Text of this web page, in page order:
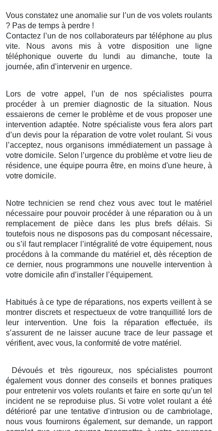
Vous constatez une anomalie sur l’un de vos volets roulants
? Pas de temps à perdre !
Contactez l’un de nos collaborateurs par téléphone au plus
vite. Nous avons mis à votre disposition une ligne
téléphonique ouverte du lundi au dimanche, toute la
journée, afin d’intervenir en urgence.
Lors de votre appel, l’un de nos spécialistes pourra
procéder à un premier diagnostic de la situation. Nous
essaierons de cerner le problème et de vous proposer une
intervention adaptée. Notre spécialiste vous fera alors part
d’un devis pour la réparation de votre volet roulant. Si vous
l’acceptez, nous organisons immédiatement un passage à
votre domicile. Selon l’urgence du problème et votre lieu de
résidence, une équipe pourra être, en moins d'une heure, à
votre domicile.
Notre technicien se rend chez vous avec tout le matériel
nécessaire pour pouvoir procéder à une réparation ou à un
remplacement de pièce dans les plus brefs délais. Si
toutefois nous ne disposons pas du composant nécessaire,
ou s’il faut remplacer l’intégralité de votre équipement, nous
procédons à la commande du matériel et, dès réception de
ce dernier, nous programmons une nouvelle intervention à
votre domicile afin d’installer l’équipement.
Habitués à ce type de réparations, nos experts veillent à se
montrer discrets et respectueux de votre tranquillité lors de
leur intervention. Une fois la réparation effectuée, ils
s’assurent de ne laisser aucune trace de leur passage et
vérifient, avec vous, la conformité de votre matériel.
Dévoués et très rigoureux, nos spécialistes pourront
également vous donner des conseils et bonnes pratiques
pour entretenir vos volets roulants et faire en sorte qu’un tel
incident ne se reproduise plus. Si votre volet roulant a été
détérioré par une tentative d’intrusion ou de cambriolage,
nous vous fournirons également, sur demande, un rapport